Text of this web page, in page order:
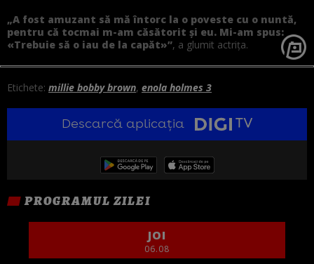
„A fost amuzant să mă întorc la o poveste cu o nuntă,
pentru că tocmai m-am căsătorit și eu. Mi-am spus:
«Trebuie să o iau de la capăt»”, a glumit actrița.
Etichete: millie bobby brown, enola holmes 3
Descarcă aplicația
PROGRAMUL ZILEI
JOI
06.08